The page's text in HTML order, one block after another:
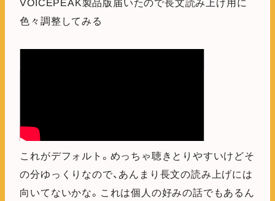
VOICEPEAK製品版届いたので長文読み上げ用に
色々調整してみる
これがデフォルト。めっちゃ聴きとりやすいけどそ
の分ゆっくりなので、あんまり長文の読み上げには
向いてないかな。これは個人の好みの話でもあるん